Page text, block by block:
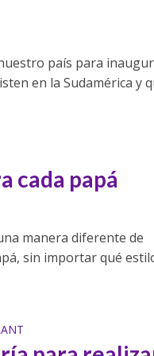
país para
en la Sudamérica y
cada papá
manera diferente de
sin importar qué